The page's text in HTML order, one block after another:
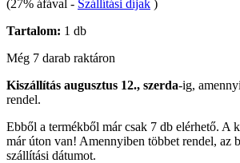
(27% áfával - Szállítási díjak )
Tartalom: 1 db
Még 7 darab raktáron
Kiszállítás augusztus 12., szerda-ig,
rendel.
Ebből a termékből már csak 7 db elérhető. A
már úton van! Amennyiben többet rendel, az
szállítási dátumot.